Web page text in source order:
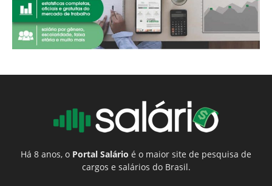
Há 8 anos, o Portal Salário é o maior site de pesquisa de
cargos e salários do Brasil.